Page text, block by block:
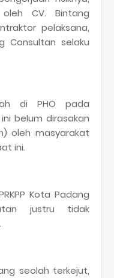
CV. Bintang
pelaksana,
Consultan selaku
di PHO pada
belum dirasakan
oleh masyarakat
ini.
Kota Padang
justru tidak
seolah terkejut,